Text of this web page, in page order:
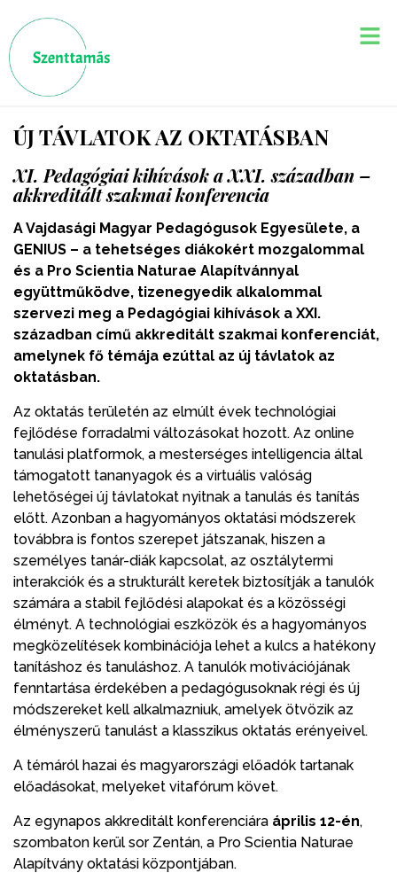
ÚJ TÁVLATOK AZ OKTATÁSBAN
XI. Pedagógiai kihívások a XXI. században –
akkreditált szakmai konferencia
A Vajdasági Magyar Pedagógusok Egyesülete, a
GENIUS – a tehetséges diákokért mozgalommal
és a Pro Scientia Naturae Alapítvánnyal
együttműködve, tizenegyedik alkalommal
szervezi meg a Pedagógiai kihívások a XXI.
században című akkreditált szakmai konferenciát,
amelynek fő témája ezúttal az új távlatok az
oktatásban.
Az oktatás területén az elmúlt évek technológiai
fejlődése forradalmi változásokat hozott. Az online
tanulási platformok, a mesterséges intelligencia által
támogatott tananyagok és a virtuális valóság
lehetőségei új távlatokat nyitnak a tanulás és tanítás
előtt. Azonban a hagyományos oktatási módszerek
továbbra is fontos szerepet játszanak, hiszen a
személyes tanár-diák kapcsolat, az osztálytermi
interakciók és a strukturált keretek biztosítják a tanulók
számára a stabil fejlődési alapokat és a közösségi
élményt. A technológiai eszközök és a hagyományos
megközelítések kombinációja lehet a kulcs a hatékony
tanításhoz és tanuláshoz. A tanulók motivációjának
fenntartása érdekében a pedagógusoknak régi és új
módszereket kell alkalmazniuk, amelyek ötvözik az
élményszerű tanulást a klasszikus oktatás erényeivel.
A témáról hazai és magyarországi előadók tartanak
előadásokat, melyeket vitafórum követ.
Az egynapos akkreditált konferenciára április 12-én,
szombaton kerül sor Zentán, a Pro Scientia Naturae
Alapítvány oktatási központjában.